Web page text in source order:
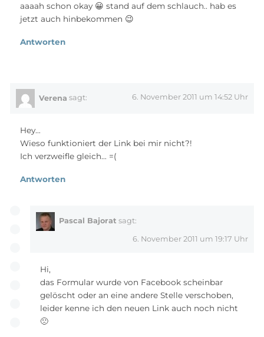
aaaah schon okay 😀 stand auf dem schlauch.. hab es
jetzt auch hinbekommen 😉
Antworten
Verena sagt: 6. November 2011 um 14:52 Uhr
Hey…
Wieso funktioniert der Link bei mir nicht?!
Ich verzweifle gleich… =(
Antworten
Pascal Bajorat sagt:
6. November 2011 um 19:17 Uhr
Hi,
das Formular wurde von Facebook scheinbar
gelöscht oder an eine andere Stelle verschoben,
leider kenne ich den neuen Link auch noch nicht
🙁